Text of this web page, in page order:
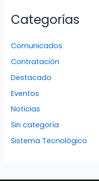
Categorías
Comunicados
Contratación
Destacado
Eventos
Noticias
Sin categoría
Sistema Tecnológico